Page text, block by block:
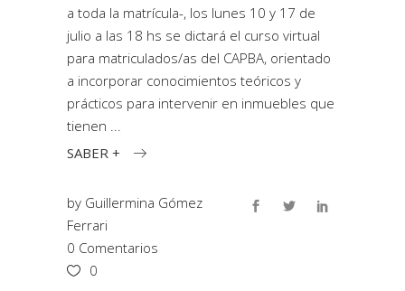
a toda la matrícula-, los lunes 10 y 17 de
julio a las 18 hs se dictará el curso virtual
para matriculados/as del CAPBA, orientado
a incorporar conocimientos teóricos y
prácticos para intervenir en inmuebles que
tienen
SABER +
by Guillermina Gómez
Ferrari
0 Comentarios
0